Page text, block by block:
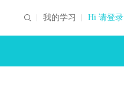
我的学习 Hi 请登录